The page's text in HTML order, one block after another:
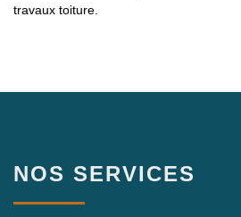
travaux toiture.
NOS SERVICES